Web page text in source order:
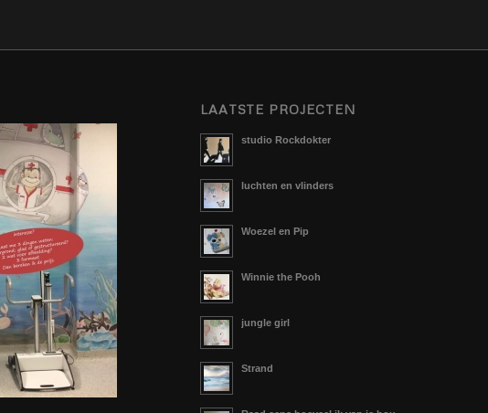
LAATSTE PROJECTEN
studio Rockdokter
luchten en vlinders
Woezel en Pip
Winnie the Pooh
jungle girl
Strand